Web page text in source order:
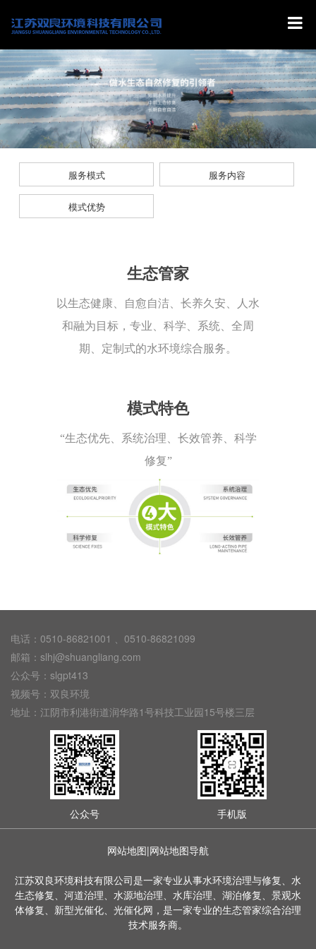
服务模式 服务内容
模式优势
生态管家
以生态健康、自愈自洁、长养久安、人水
和融为目标，专业、科学、系统、全周
期、定制式的水环境综合服务。
模式特色
“生态优先、系统治理、长效管养、科学
修复”
电话：0510-86821001 、0510-86821099
邮箱：slhj@shuangliang.com
公众号：slgpt413
视频号：双良环境
地址：江阴市利港街道润华路1号科技工业园15号楼三层
公众号 手机版
网站地图|网站地图导航
江苏双良环境科技有限公司是一家专业从事水环境治理与修复、水
生态修复、河道治理、水源地治理、水库治理、湖泊修复、景观水
体修复、新型光催化、光催化网，是一家专业的生态管家综合治理
技术服务商。